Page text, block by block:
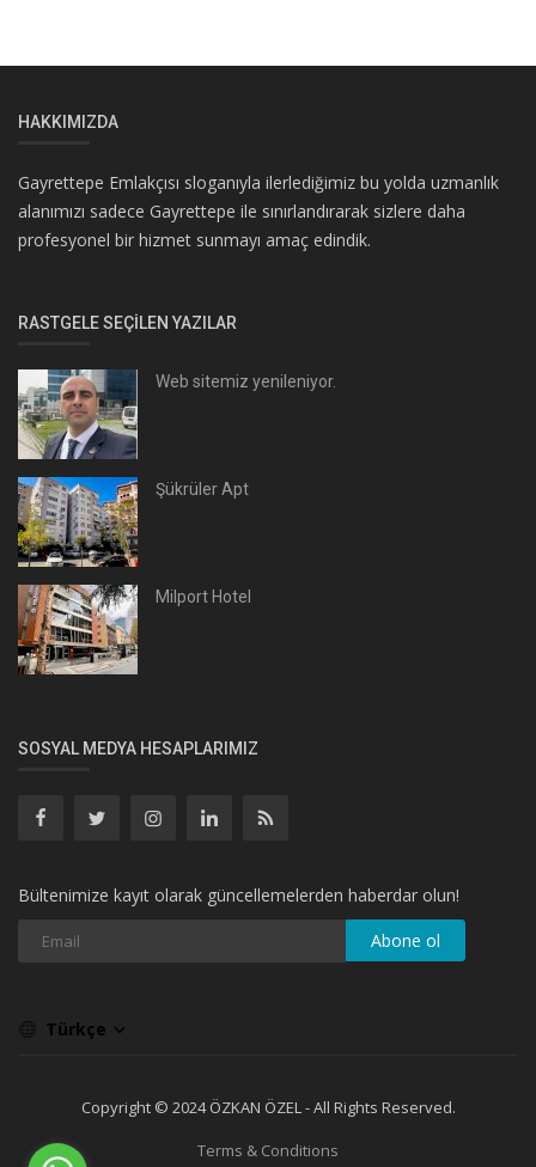
HAKKIMIZDA
Gayrettepe Emlakçısı sloganıyla ilerlediğimiz bu yolda uzmanlık
alanımızı sadece Gayrettepe ile sınırlandırarak sizlere daha
profesyonel bir hizmet sunmayı amaç edindik.
RASTGELE SEÇILEN YAZILAR
Web sitemiz yenileniyor.
Şükrüler Apt
Milport Hotel
SOSYAL MEDYA HESAPLARIMIZ
Bültenimize kayıt olarak güncellemelerden haberdar olun!
Abone ol
Türkçe
Copyright © 2024 ÖZKAN ÖZEL - All Rights Reserved.
Terms & Conditions